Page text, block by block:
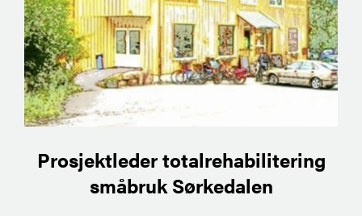
Prosjektleder totalrehabilitering
småbruk Sørkedalen